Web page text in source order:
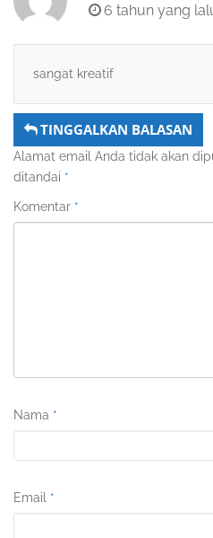
6 tahun yang
sangat kreatif
TINGGALKAN BALASAN
Alamat email Anda tidak akan
ditandai *
Komentar *
Nama *
Email *